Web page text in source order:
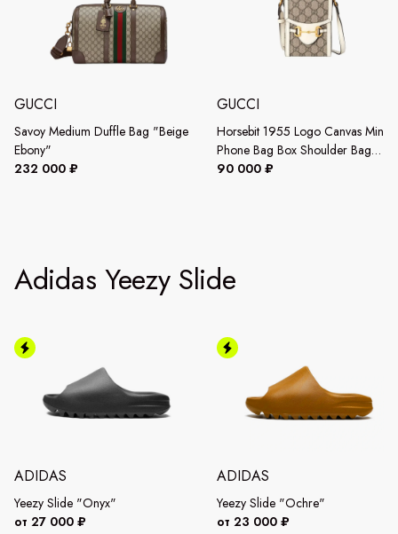
GUCCI
Savoy Medium Duffle Bag "Beige
Ebony"
232 000 ₽
GUCCI
Horsebit 1955 Logo Canvas Mini
Phone Bag Box Shoulder Bag
"Beige"
90 000 ₽
Adidas Yeezy Slide
ADIDAS
Yeezy Slide "Onyx"
от 27 000 ₽
ADIDAS
Yeezy Slide "Ochre"
от 23 000 ₽